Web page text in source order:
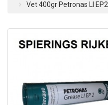
Vet 400gr Petronas LI EP2